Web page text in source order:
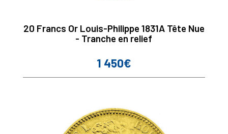
20 Francs Or Louis-Philippe 1831A Tête Nue
- Tranche en relief
Prix
1 450€